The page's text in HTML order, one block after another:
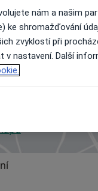
v nové záložce
nám a našim
ke shromažďování
zvyklostí při
v nastavení. Další